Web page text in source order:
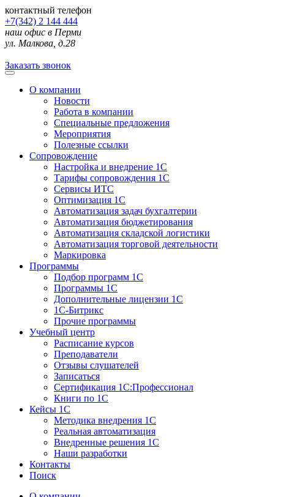
контактный телефон
+7(342) 2 144 444
наш офис в Перми
ул. Малкова, д.28
Заказать звонок
О компании
Новости
Работа в компании
Специальные предложения
Мероприятия
Полезные ссылки
Сопровождение
Настройка и внедрение 1С
Тарифы сопровождения 1С
Сервисы ИТС
Оптимизация 1С
Автоматизация задач бухгалтерии
Автоматизация бюджетирования
Автоматизация складской логистики
Автоматизация торговой деятельности
Маркировка
Программы
Подбор программ 1С
Программы 1С
Дополнительные лицензии 1С
1С-Битрикс
Прочие программы
Учебный центр
Расписание курсов
Преподаватели
Отзывы слушателей
Записаться
Сертификация 1С:Профессионал
Книги по 1С
Кейсы 1С
Методика внедрения 1С
Реальная автоматизация
Внедренные решения 1С
Наши разработки
Контакты
Поиск